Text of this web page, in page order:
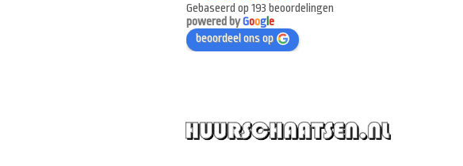
Gebaseerd op 193 beoordelingen
powered byGoogle
beoordeel ons op